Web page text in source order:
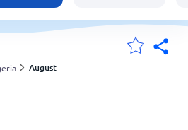
August